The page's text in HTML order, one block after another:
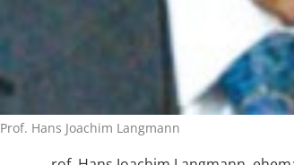
Prof. Hans Joachim Langmann